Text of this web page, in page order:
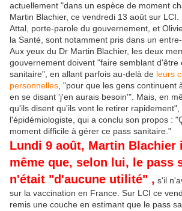
actuellement "dans un espèce de moment
Martin Blachier, ce vendredi 13 août sur LCI.
Attal, porte-parole du gouvernement, et
la Santé, sont notamment pris dans un entre-
Aux yeux du Dr Martin Blachier, les deux
gouvernement doivent "faire semblant d'être
sanitaire", en allant parfois au-delà de leurs
personnelles , "pour que les gens continuent
en se disant 'j'en aurais besoin'". Mais, en
qu'ils disent qu'ils vont le retirer rapidement",
l'épidémiologiste, qui a conclu son propos :
moment difficile à gérer ce pass sanitaire."
Lundi 9 août, Martin Blachier
même que, selon lui, le pass
n'était "d'aucune utilité" , s'il
sur la vaccination en France. Sur LCI ce
remis une couche en estimant que le pass